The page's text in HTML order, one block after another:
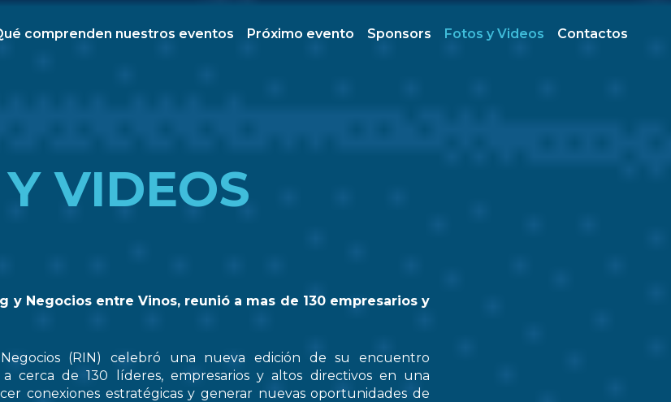
comprenden nuestros eventos Próximo evento Sponsors Fotos y Videos Contactos
VIDEOS
y Negocios entre Vinos, reunió a mas de 130 empresarios y
(RIN) celebró una nueva edición de su encuentro
a cerca de 130 líderes, empresarios y altos directivos en una
conexiones estratégicas y generar nuevas oportunidades de